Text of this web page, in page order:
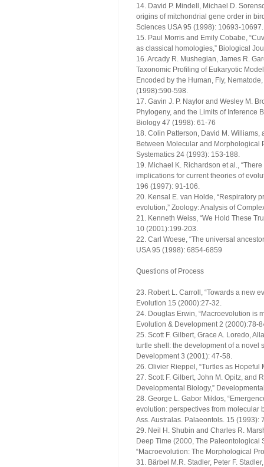
14. David P. Mindell, Michael D.
origins of mitchondrial gene order in
Sciences USA 95 (1998): 10693-10697.
15. Paul Morris and Emily Cobabe,
as classical homologies,” Biological
16. Arcady R. Mushegian, James R.
Taxonomic Profiling of Eukaryotic
Encoded by the Human, Fly,
(1998):590-598.
17. Gavin J. P. Naylor and Wesley M.
Phylogeny, and the Limits of Inference
Biology 47 (1998): 61-76
18. Colin Patterson, David M.
Between Molecular and Morphological
Systematics 24 (1993): 153-188.
19. Michael K. Richardson et al.,
implications for current theories of
196 (1997): 91-106.
20. Kensal E. van Holde, “Respiratory
evolution,” Zoology: Analysis of
21. Kenneth Weiss, “We Hold These
10 (2001):199-203.
22. Carl Woese, “The universal
USA 95 (1998): 6854-6859
Questions of Process
23. Robert L. Carroll, “Towards a new
Evolution 15 (2000):27-32.
24. Douglas Erwin, “Macroevolution is
Evolution & Development 2 (2000):78-
25. Scott F. Gilbert, Grace A. Loredo,
turtle shell: the development of a novel
Development 3 (2001): 47-58.
26. Olivier Rieppel, “Turtles as Hopeful
27. Scott F. Gilbert, John M. Opitz, and
Developmental Biology,”
28. George L. Gabor Miklos,
evolution: perspectives from molecular
Ass. Australas. Palaeontols. 15 (1993):
29. Neil H. Shubin and Charles R.
Deep Time (2000, The Paleontological
“Macroevolution: The Morphological
31. Bärbel M.R. Stadler, Peter F.